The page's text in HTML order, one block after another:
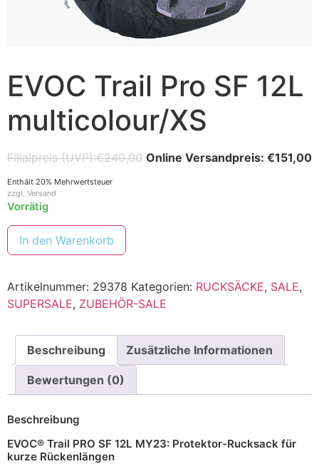
EVOC Trail Pro SF 12L
multicolour/XS
€240,00 €151,00
Enthält 20% Mehrwertsteuer
zzgl. Versand
Vorrätig
In den Warenkorb
Artikelnummer: 29378 Kategorien: RUCKSÄCKE, SALE,
SUPERSALE, ZUBEHÖR-SALE
Beschreibung Zusätzliche Informationen
Bewertungen (0)
Beschreibung
EVOC® Trail PRO SF 12L MY23: Protektor-Rucksack für
kurze Rückenlängen